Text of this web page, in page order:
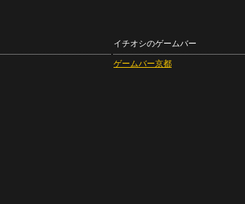
イチオシのゲームバー
ゲームバー京都